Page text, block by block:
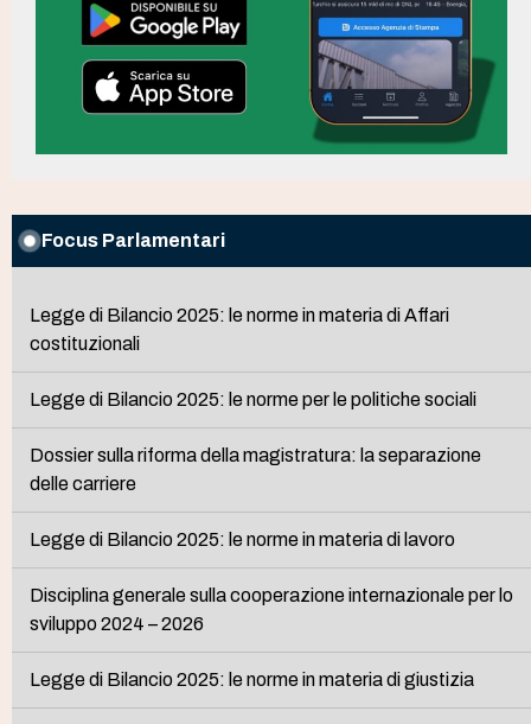
Focus Parlamentari
Legge di Bilancio 2025: le norme in materia di Affari
costituzionali
Legge di Bilancio 2025: le norme per le politiche sociali
Dossier sulla riforma della magistratura: la separazione
delle carriere
Legge di Bilancio 2025: le norme in materia di lavoro
Disciplina generale sulla cooperazione internazionale per lo
sviluppo 2024 – 2026
Legge di Bilancio 2025: le norme in materia di giustizia